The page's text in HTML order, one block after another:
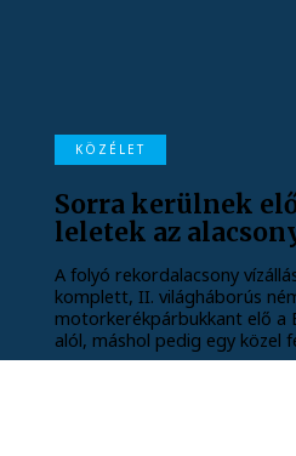
KÖZÉLET
Sorra kerülnek
leletek az
A folyó rekordalacsony
komplett, II. világháborús
motorkerékpárbukkant elő a
alól, máshol pedig egy közel